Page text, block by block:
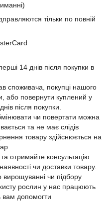
тільки по повній
14 днів після покупки в
споживача, покупці нашого
або повернути куплений у
після покупки.
чи повертати можна
та не має слідів
товару здійснюється на
отримайте консультацію
чи доставки товару.
вирощуванні чи підбору
рослин у нас працюють
вам допомогти